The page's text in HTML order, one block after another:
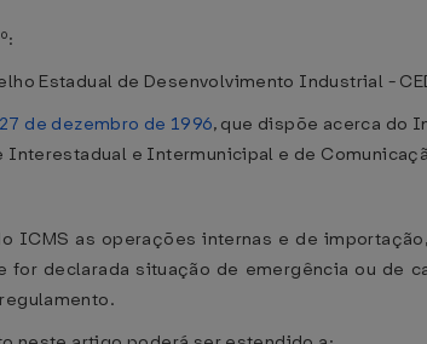
Estadual de Desenvolvimento Industrial -
de dezembro de 1996, que dispõe acerca do
Interestadual e Intermunicipal e de
ICMS as operações internas e de
for declarada situação de emergência ou de